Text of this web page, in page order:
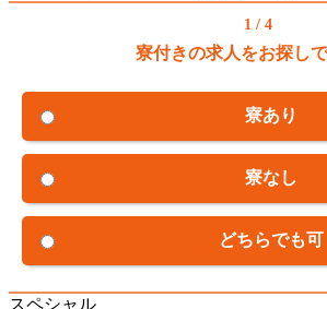
1 / 4
寮付きの求人をお探し
寮あり
寮なし
どちらでも可
スペシャル